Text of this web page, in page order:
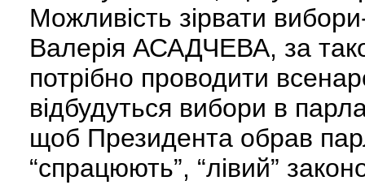
Можливість зірвати
Валерія АСАДЧЕВА, за
потрібно проводити
відбудуться вибори в
щоб Президента обрав
“спрацюють”, “лівий”